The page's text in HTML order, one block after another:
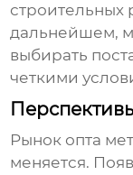
строительных
дальнейшем,
выбирать
четкими
Рынок опта
меняется.